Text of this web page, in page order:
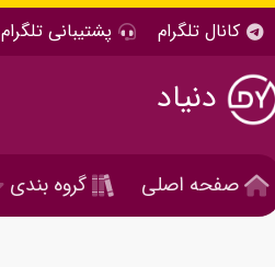
کانال تلگرام پشتیبانی تلگرام
دنیاد
صفحه اصلی گروه بندی